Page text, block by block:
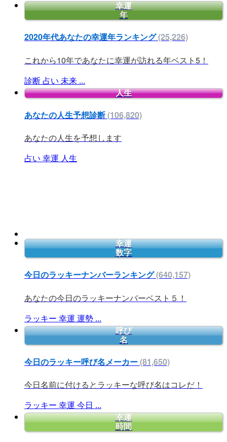
幸運
年
2020年代あなたの幸運年ランキング(25,226)
これから10年であなたに幸運が訪れる年ベスト5！
診断 占い 未来 ...
人生
あなたの人生予想診断(106,820)
あなたの人生を予想します
占い 幸運 人生
幸運
数字
今日のラッキーナンバーランキング(640,157)
あなたの今日のラッキーナンバーベスト５！
ラッキー 幸運 運勢 ...
呼び
名
今日のラッキー呼び名メーカー(81,650)
今日名前に付けるとラッキーな呼び名はコレだ！
ラッキー 幸運 今日 ...
幸運
時間